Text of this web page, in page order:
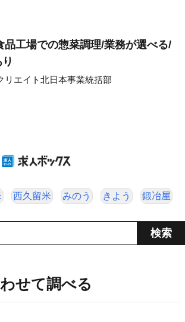
品工場での惣菜調理/業務が選べる/
リエイト北日本事業統括部
西久留米 みのう きよう 鍛冶屋
せて調べる